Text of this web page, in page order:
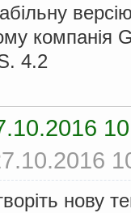
компанія
4.2
нову